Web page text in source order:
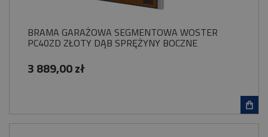
BRAMA GARAŻOWA SEGMENTOWA WOSTER
PC40ZD ZŁOTY DĄB SPRĘŻYNY BOCZNE
3 889,00 zł